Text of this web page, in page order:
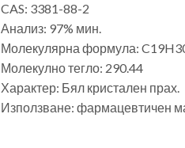
CAS: 3381-88-2
Анализ: 97% мин.
Молекулярна формула:
Молекулно тегло: 290.44
Характер: Бял кристален прах.
Използване: фармацевтичен